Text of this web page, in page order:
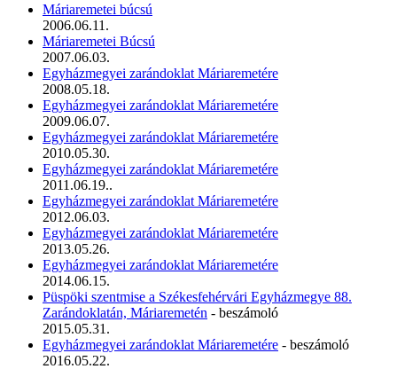
Máriaremetei búcsú
2006.06.11.
Máriaremetei Búcsú
2007.06.03.
Egyházmegyei zarándoklat Máriaremetére
2008.05.18.
Egyházmegyei zarándoklat Máriaremetére
2009.06.07.
Egyházmegyei zarándoklat Máriaremetére
2010.05.30.
Egyházmegyei zarándoklat Máriaremetére
2011.06.19..
Egyházmegyei zarándoklat Máriaremetére
2012.06.03.
Egyházmegyei zarándoklat Máriaremetére
2013.05.26.
Egyházmegyei zarándoklat Máriaremetére
2014.06.15.
Püspöki szentmise a Székesfehérvári Egyházmegye 88.
Zarándoklatán, Máriaremetén - beszámoló
2015.05.31.
Egyházmegyei zarándoklat Máriaremetére - beszámoló
2016.05.22.